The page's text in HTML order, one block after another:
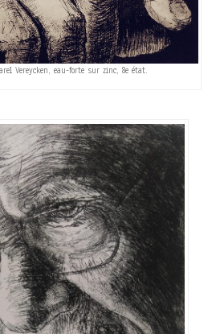
Vereycken, eau-forte sur zinc, 8e état.